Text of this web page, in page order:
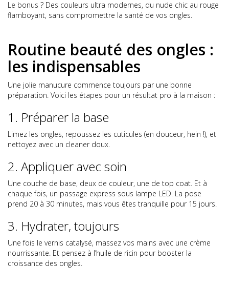
Le bonus ? Des couleurs ultra modernes, du nude chic au rouge
flamboyant, sans compromettre la santé de vos ongles.
Routine beauté des ongles :
les indispensables
Une jolie manucure commence toujours par une bonne
préparation. Voici les étapes pour un résultat pro à la maison :
1. Préparer la base
Limez les ongles, repoussez les cuticules (en douceur, hein !), et
nettoyez avec un cleaner doux.
2. Appliquer avec soin
Une couche de base, deux de couleur, une de top coat. Et à
chaque fois, un passage express sous lampe LED. La pose
prend 20 à 30 minutes, mais vous êtes tranquille pour 15 jours.
3. Hydrater, toujours
Une fois le vernis catalysé, massez vos mains avec une crème
nourrissante. Et pensez à l’huile de ricin pour booster la
croissance des ongles.